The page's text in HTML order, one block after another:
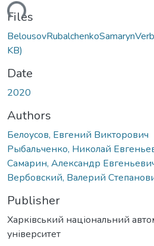
Files
KB)
Date
2020
Authors
Белоусов, Евгений Викторович
Рыбальченко, Николай
Самарин, Александр
Вербовский, Валерий
Publisher
Харківський національний
університет